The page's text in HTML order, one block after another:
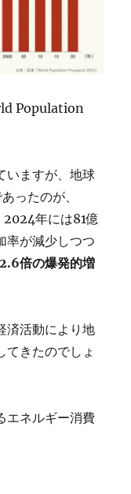
Population
いますが、地球
ったのが、
年には81億
率が減少しつつ
倍の爆発的増
済活動により地
てきたのでしょ
エネルギー消費